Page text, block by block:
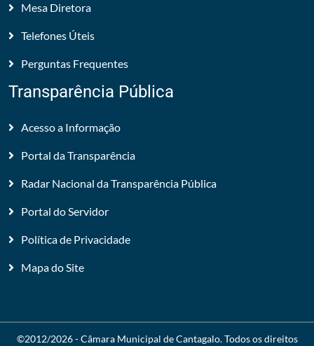
Mesa Diretora
Telefones Úteis
Perguntas Frequentes
Transparência Pública
Acesso a Informação
Portal da Transparência
Radar Nacional da Transparência Pública
Portal do Servidor
Política de Privacidade
Mapa do Site
©2012/2026 -Câmara Municipal de Cantagalo. Todos os direitos